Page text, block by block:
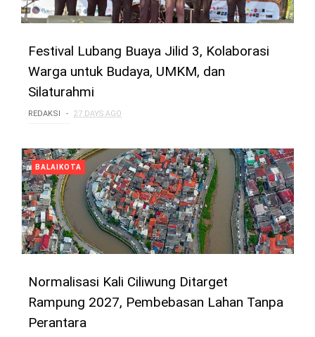
Festival Lubang Buaya Jilid 3, Kolaborasi
Warga untuk Budaya, UMKM, dan
Silaturahmi
REDAKSI 27 DAYS AGO
BALAIKOTA
Normalisasi Kali Ciliwung Ditarget
Rampung 2027, Pembebasan Lahan Tanpa
Perantara